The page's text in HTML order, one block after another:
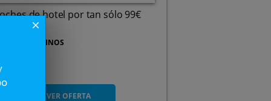
de hotel por tan sólo 99€
EUROPA DESTINOS
211
VER OFERTA
close